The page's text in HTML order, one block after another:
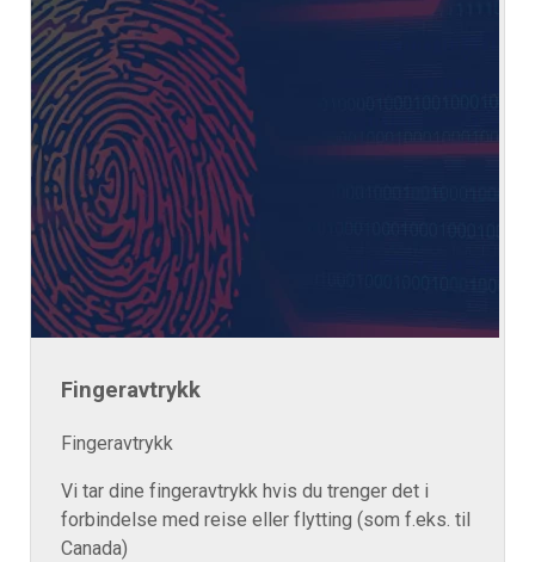
Fingeravtrykk
Fingeravtrykk
Vi tar dine fingeravtrykk hvis du trenger det i
forbindelse med reise eller flytting (som f.eks. til
Canada)